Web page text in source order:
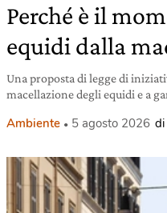
Perché è il
equidi dalla
Una proposta di legge di
macellazione degli equidi e a
Ambiente 5 agosto 2026 di